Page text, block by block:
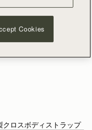
ンレザーのフレッシ
ロスボディシルエッ
たエレガントなミニ
ロスボディストラップ
Cookies